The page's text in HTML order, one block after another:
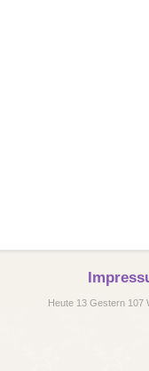
Heute 13 Gestern 107